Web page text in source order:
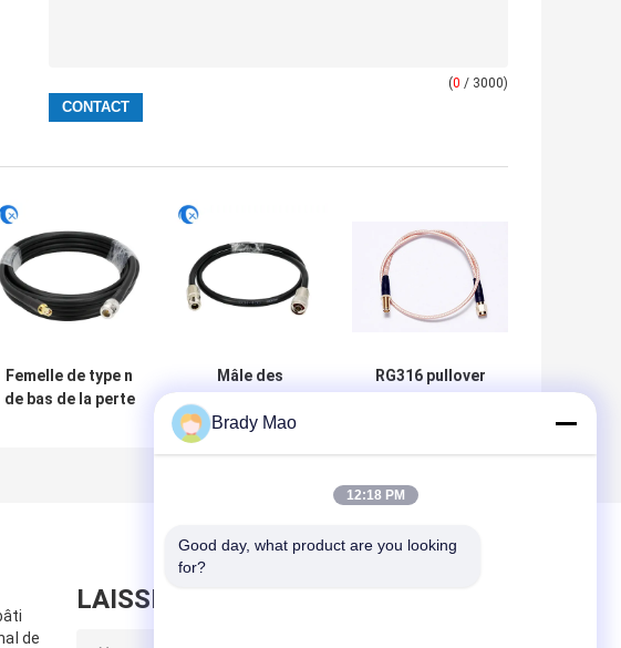
(0 / 3000)
Femelle de type n
de bas de la perte
Mâle des
ensembles N de
câble coaxial de
liaison de LMR
RG316 pullover
coaxial coaxial
femelle de RP
de
LAISSEZ UN MESSAGE
Brady Mao
12:18 PM
Good day, what product are you looking
for?